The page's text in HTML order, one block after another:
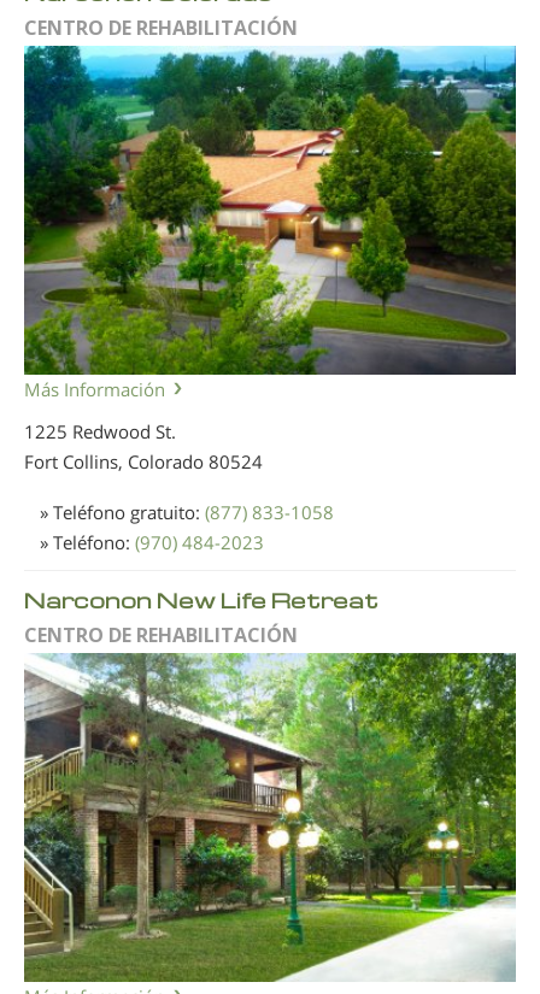
CENTRO DE REHABILITACIÓN
Más Información
1225 Redwood St.
Fort Collins, Colorado 80524
» Teléfono gratuito: (877) 833-1058
» Teléfono: (970) 484-2023
Narconon New Life Retreat
CENTRO DE REHABILITACIÓN